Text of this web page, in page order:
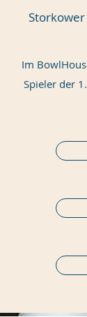
Im
Spieler der